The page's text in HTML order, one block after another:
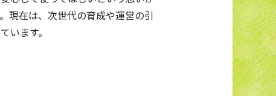
現在は、次世代の育成や運営の引
います。